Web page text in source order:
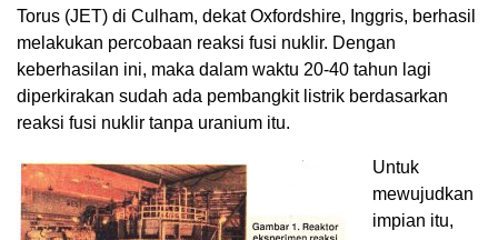
Torus (JET) di Culham, dekat Oxfordshire, Inggris, berhasil
melakukan percobaan reaksi fusi nuklir. Dengan
keberhasilan ini, maka dalam waktu 20-40 tahun lagi
diperkirakan sudah ada pembangkit listrik berdasarkan
reaksi fusi nuklir tanpa uranium itu.
Untuk
mewujudkan
impian itu,